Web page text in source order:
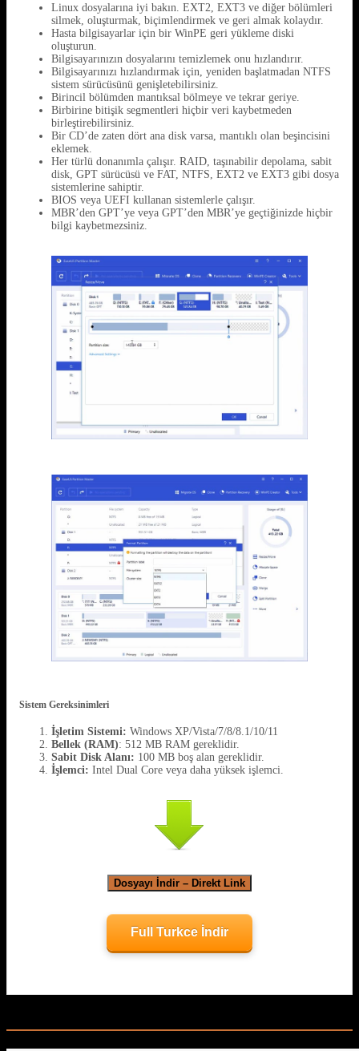
Linux dosyalarına iyi bakın. EXT2, EXT3 ve diğer bölümleri
silmek, oluşturmak, biçimlendirmek ve geri almak kolaydır.
Hasta bilgisayarlar için bir WinPE geri yükleme diski
oluşturun.
Bilgisayarınızın dosyalarını temizlemek onu hızlandırır.
Bilgisayarınızı hızlandırmak için, yeniden başlatmadan NTFS
sistem sürücüsünü genişletebilirsiniz.
Birincil bölümden mantıksal bölmeye ve tekrar geriye.
Birbirine bitişik segmentleri hiçbir veri kaybetmeden
birleştirebilirsiniz.
Bir CD’de zaten dört ana disk varsa, mantıklı olan beşincisini
eklemek.
Her türlü donanımla çalışır. RAID, taşınabilir depolama, sabit
disk, GPT sürücüsü ve FAT, NTFS, EXT2 ve EXT3 gibi dosya
sistemlerine sahiptir.
BIOS veya UEFI kullanan sistemlerle çalışır.
MBR’den GPT’ye veya GPT’den MBR’ye geçtiğinizde hiçbir
bilgi kaybetmezsiniz.
Sistem Gereksinimleri
İşletim Sistemi: Windows XP/Vista/7/8/8.1/10/11
Bellek (RAM): 512 MB RAM gereklidir.
Sabit Disk Alanı: 100 MB boş alan gereklidir.
İşlemci: Intel Dual Core veya daha yüksek işlemci.
Dosyayı İndir – Direkt Link
Full Turkce İndir